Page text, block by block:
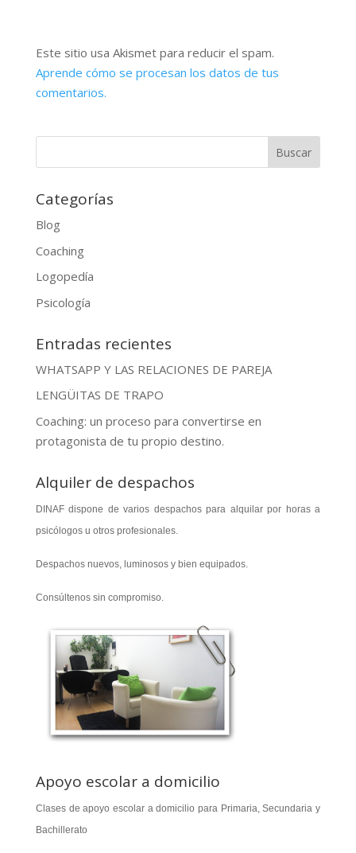
Este sitio usa Akismet para reducir el spam.
Aprende cómo se procesan los datos de tus
comentarios.
Categorías
Blog
Coaching
Logopedía
Psicología
Entradas recientes
WHATSAPP Y LAS RELACIONES DE PAREJA
LENGÜITAS DE TRAPO
Coaching: un proceso para convertirse en
protagonista de tu propio destino.
Alquiler de despachos
DINAF dispone de varios despachos para alquilar por horas a
psicólogos u otros profesionales.
Despachos nuevos, luminosos y bien equipados.
Consúltenos sin compromiso.
Apoyo escolar a domicilio
Clases de apoyo escolar a domicilio para Primaria, Secundaria y
Bachillerato